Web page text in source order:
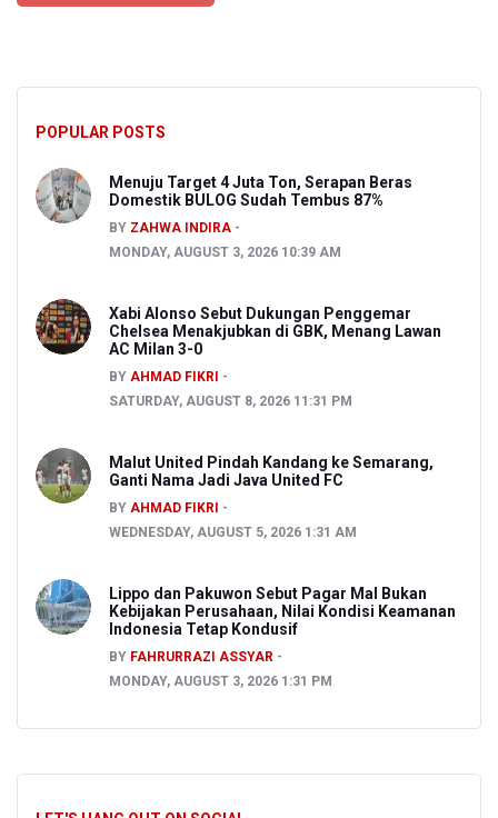
POPULAR POSTS
Menuju Target 4 Juta Ton, Serapan Beras
Domestik BULOG Sudah Tembus 87%
BY ZAHWA INDIRA
MONDAY, AUGUST 3, 2026 10:39 AM
Xabi Alonso Sebut Dukungan Penggemar
Chelsea Menakjubkan di GBK, Menang Lawan
AC Milan 3-0
BY AHMAD FIKRI
SATURDAY, AUGUST 8, 2026 11:31 PM
Malut United Pindah Kandang ke Semarang,
Ganti Nama Jadi Java United FC
BY AHMAD FIKRI
WEDNESDAY, AUGUST 5, 2026 1:31 AM
Lippo dan Pakuwon Sebut Pagar Mal Bukan
Kebijakan Perusahaan, Nilai Kondisi Keamanan
Indonesia Tetap Kondusif
BY FAHRURRAZI ASSYAR
MONDAY, AUGUST 3, 2026 1:31 PM